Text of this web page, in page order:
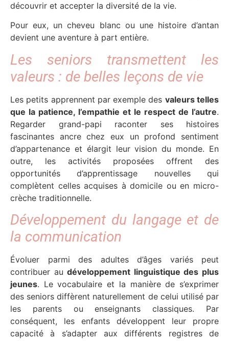
découvrir et accepter la diversité de la vie.
Pour eux, un cheveu blanc ou une histoire d’antan
devient une aventure à part entière.
Les seniors transmettent les
valeurs : de belles leçons de vie
Les petits apprennent par exemple des valeurs telles
que la patience, l’empathie et le respect de l’autre.
Regarder grand-papi raconter ses histoires
fascinantes ancre chez eux un profond sentiment
d’appartenance et élargit leur vision du monde. En
outre, les activités proposées offrent des
opportunités d’apprentissage nouvelles qui
complètent celles acquises à domicile ou en micro-
crèche traditionnelle.
Développement du langage et de
la communication
Évoluer parmi des adultes d’âges variés peut
contribuer audéveloppement linguistique des plus
jeunes. Le vocabulaire et la manière de s’exprimer
des seniors diffèrent naturellement de celui utilisé par
les parents ou enseignants classiques. Par
conséquent, les enfants développent leur propre
capacité à s’adapter aux différents registres de